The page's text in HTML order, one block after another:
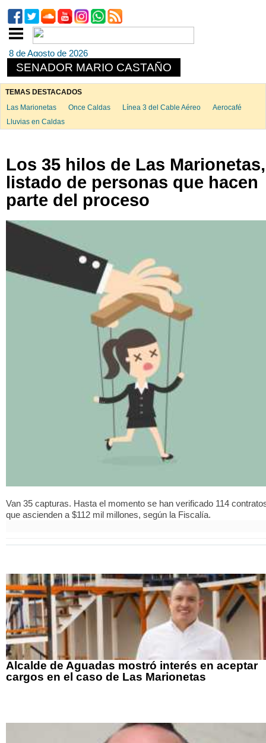
8 de Agosto de 2026
SENADOR MARIO CASTAÑO
TEMAS DESTACADOS
Las Marionetas
Once Caldas Línea 3 del Cable Aéreo
Aerocafé
Lluvias en Caldas
Los 35 hilos de Las Marionetas,
listado de personas que hacen
parte del proceso
Van 35 capturas. Hasta el momento se han verificado 114
que ascienden a $112 mil millones, según la Fiscalía.
Alcalde de Aguadas mostró interés en aceptar
cargos en el caso de Las Marionetas